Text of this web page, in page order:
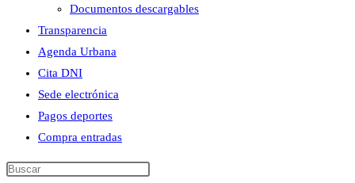
Documentos descargables
Transparencia
Agenda Urbana
Cita DNI
Sede electrónica
Pagos deportes
Compra entradas
Buscar